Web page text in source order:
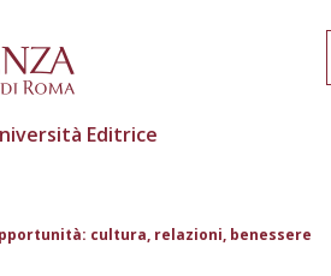
Editrice
cultura, relazioni, benessere